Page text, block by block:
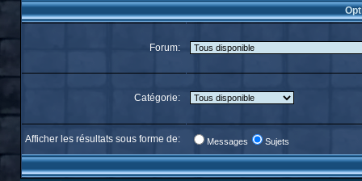
Forum:
Catégorie:
Afficher les résultats sous forme de: Messages Sujets